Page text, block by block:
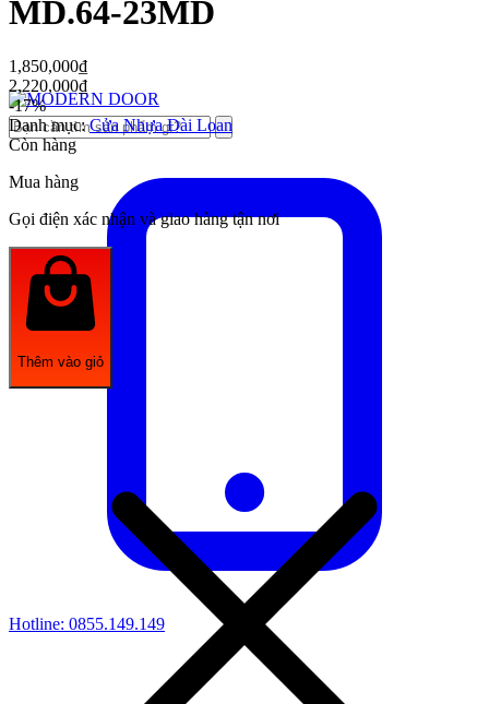
Hotline: 0855.149.149
MD.64-23MD
1,850,000₫
2,220,000₫
-17%
Danh mục:Cửa Nhựa Đài Loan
Còn hàng
Mua hàng
Gọi điện xác nhận và giao hàng tận nơi
Thêm vào giỏ